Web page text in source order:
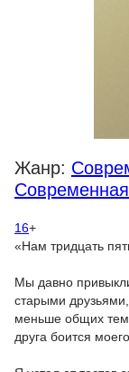
Жанр:
16+
«Нам тридцать
Мы давно
старыми
меньше общих тем
друга боится